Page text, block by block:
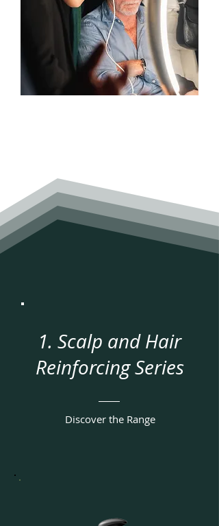
1. Scalp and Hair
Reinforcing Series
Discover the Range